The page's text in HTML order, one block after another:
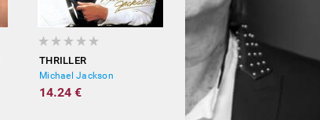
THRILLER
Michael Jackson
14.24 €